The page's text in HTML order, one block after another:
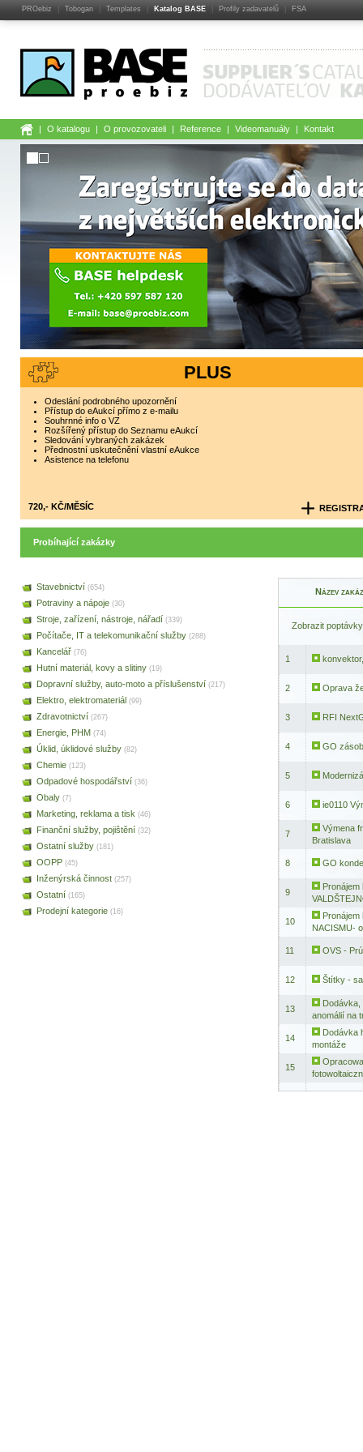
PROebiz Tobogan Templates Katalog BASE Profily zadavatelů FSA
O katalogu O provozovateli Reference Videomanuály Kontakt
PLUS
Odeslání podrobného upozornění
Přístup do eAukcí přímo z e-mailu
Souhrnné info o VZ
Rozšířený přístup do Seznamu eAukcí
Sledování vybraných zakázek
Přednostní uskutečnění vlastní eAukce
Asistence na telefonu
720,- KČ/MĚSÍC
Probíhající zakázky
Stavebnictví (654)
Potraviny a nápoje (30)
Stroje, zařízení, nástroje, nářadí (339)
Počítače, IT a telekomunikační služby (288)
Kancelář (76)
Hutní materiál, kovy a slitiny (19)
Dopravní služby, auto-moto a příslušenství (217)
Elektro, elektromateriál (99)
Zdravotnictví (267)
Energie, PHM (74)
Úklid, úklidové služby (82)
Chemie (123)
Odpadové hospodářství (36)
Obaly (7)
Marketing, reklama a tisk (46)
Finanční služby, pojištění (32)
Ostatní služby (181)
OOPP (45)
Inženýrská činnost (257)
Ostatní (165)
Prodejní kategorie (16)
Zobrazit
Název
1
2 Oprava
3 RFI
4 GO
5
6 ie0110
7
Výmena
Bratislava
8 GO
9
10
NACISMU-
11 OVS -
12 Štítky -
13
anomálií na
14
Dodávka
montáže
15